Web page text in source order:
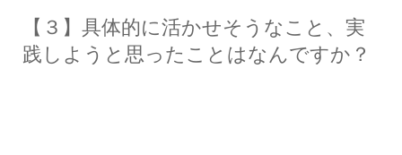
【３】具体的に活かせそうなこと、実
践しようと思ったことはなんですか？